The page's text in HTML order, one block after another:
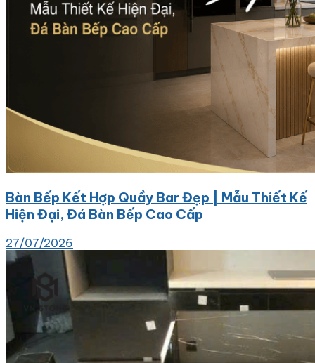
Bàn Bếp Kết Hợp Quầy Bar Đẹp | Mẫu Thiết Kế
Hiện Đại, Đá Bàn Bếp Cao Cấp
27/07/2026